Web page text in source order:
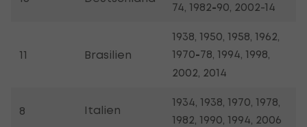
74, 1982-90, 2002-14
11 Brasilien
1938, 1950, 1958, 1962,
1970-78, 1994, 1998,
2002, 2014
8 Italien
1934, 1938, 1970, 1978,
1982, 1990, 1994, 2006